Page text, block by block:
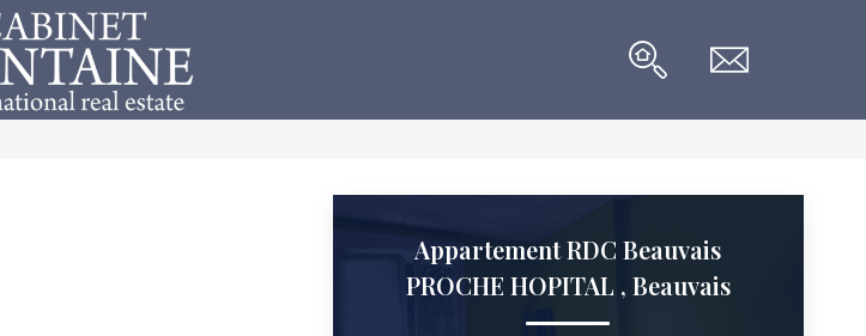
Appartement RDC Beauvais
PROCHE HOPITAL , Beauvais